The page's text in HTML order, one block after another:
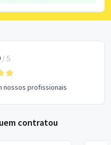
/ 5
nossos profissionais
contratou